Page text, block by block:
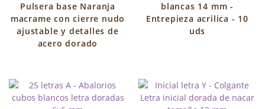
Pulsera base Naranja
macrame con cierre nudo
ajustable y detalles de
acero dorado
blancas 14 mm -
Entrepieza acrilica - 10
uds